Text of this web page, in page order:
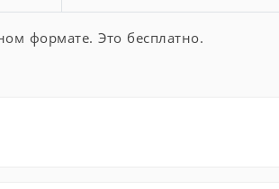
формате. Это бесплатно.